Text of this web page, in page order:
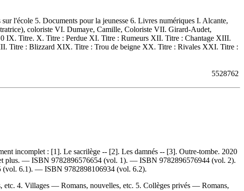
l'école 5. Documents pour la jeunesse 6. Livres numériques I. Alcante,
coloriste VI. Dumaye, Camille, Coloriste VII. Girard-Audet,
IX. Titre. X. Titre : Perdue XI. Titre : Rumeurs XII. Titre : Chantage XIII.
Titre : Blizzard XIX. Titre : Trou de beigne XX. Titre : Rivales XXI. Titre :
5528762
incomplet : [1]. Le sacrilège -- [2]. Les damnés -- [3]. Outre-tombe. 2020
plus. — ISBN 9782896576654 (vol. 1). — ISBN 9782896576944 (vol. 2).
(vol. 6.1). — ISBN 9782898106934 (vol. 6.2).
4. Villages — Romans, nouvelles, etc. 5. Collèges privés — Romans,